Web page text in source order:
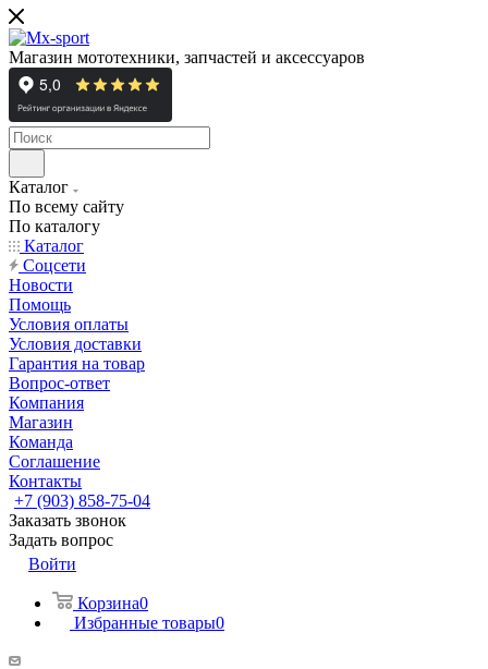
Магазин мототехники, запчастей и аксессуаров
Каталог
По всему сайту
По каталогу
Каталог
Cоцсети
Новости
Помощь
Условия оплаты
Условия доставки
Гарантия на товар
Вопрос-ответ
Компания
Магазин
Команда
Соглашение
Контакты
+7 (903) 858-75-04
Заказать звонок
Задать вопрос
Войти
Корзина0
Избранные товары0